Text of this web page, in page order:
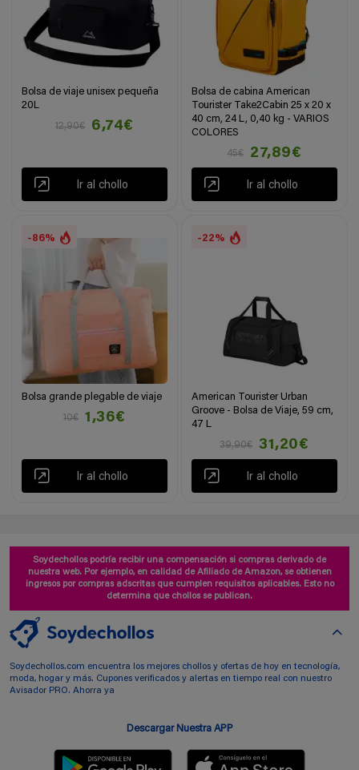
Bolsa de viaje unisex pequeña
20L
12,90€
6,74€
Ir al chollo
Bolsa de cabina American
Tourister Take2Cabin 25 x 20 x
40 cm, 24 L, 0,40 kg - VARIOS
COLORES
45€
27,89€
Ir al chollo
-86%
Bolsa grande plegable de viaje
10€
1,36€
Ir al chollo
-22%
American Tourister Urban
Groove - Bolsa de Viaje, 59 cm,
47 L
39,90€
31,20€
Ir al chollo
Soydechollos podría recibir una compensación si compras derivado de
nuestra web. Por ejemplo, en calidad de Afiliado de Amazon, se obtienen
ingresos por compras adscritas que cumplen requisitos aplicables. Esto no
determina que chollos se publican.
Soydechollos.com encuentra los mejores chollos y ofertas de hoy en tecnología,
moda, hogar y más. Cupones verificados y alertas en tiempo real con nuestro
Avisador PRO. Ahorra ya
Descargar Nuestra APP